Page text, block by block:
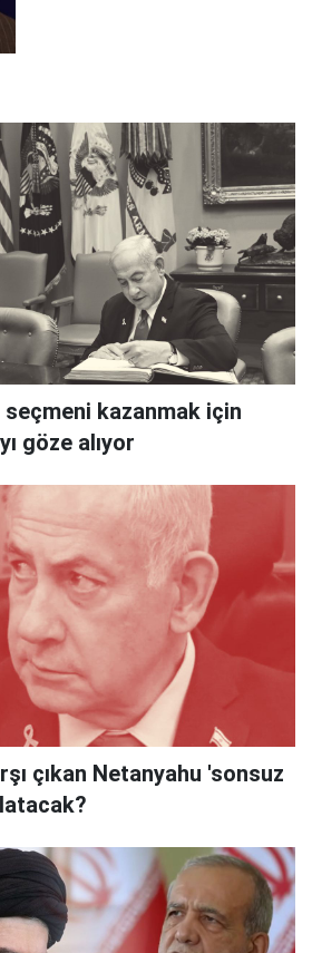
seçmeni kazanmak için
göze alıyor
çıkan Netanyahu 'sonsuz